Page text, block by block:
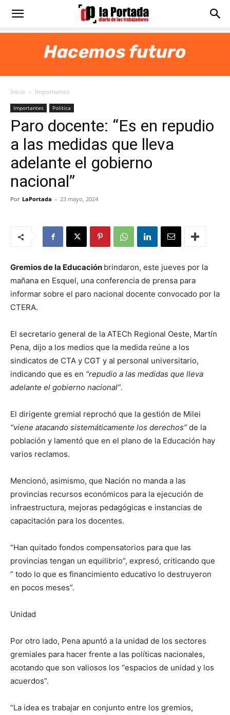
Diario
Portada
Inicio Importantes
Importantes Politica
Paro docente: “Es en repudio
a las medidas que lleva
adelante el gobierno
nacional”
Por LaPortada - 23 mayo, 2024
Gremios de la Educación brindaron, este jueves por la
mañana en Esquel, una conferencia de prensa para
informar sobre el paro nacional docente convocado por la
CTERA.
El secretario general de la ATECh Regional Oeste, Martín
Pena, dijo a los medios que la medida reúne a los
sindicatos de CTA y CGT y al personal universitario,
indicando que es en “repudio a las medidas que lleva
adelante el gobierno nacional”.
El dirigente gremial reprochó que la gestión de Milei
“viene atacando sistemáticamente los derechos” de la
población y lamentó que en el plano de la Educación hay
varios reclamos.
Mencionó, asimismo, que Nación no manda a las
provincias recursos económicos para la ejecución de
infraestructura, mejoras pedagógicas e instancias de
capacitación para los docentes.
“Han quitado fondos compensatorios para que las
provincias tengan un equilibrio”, expresó, criticando que
” todo lo que es financimiento educativo lo destruyeron
en pocos meses”.
Unidad
Por otro lado, Pena apuntó a la unidad de los sectores
gremiales para hacer frente a las políticas nacionales,
acotando que son valiosos los “espacios de unidad y los
acuerdos”.
“La idea es trabajar en conjunto entre los gremios,